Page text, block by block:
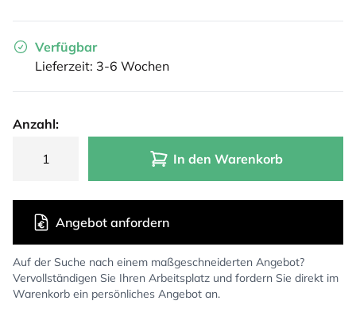
Verfügbar
Lieferzeit: 3-6 Wochen
Anzahl:
In den Warenkorb
Auf der Suche nach einem maßgeschneiderten Angebot?
Vervollständigen Sie Ihren Arbeitsplatz und fordern Sie direkt im
Warenkorb ein persönliches Angebot an.
Angebot anfordern